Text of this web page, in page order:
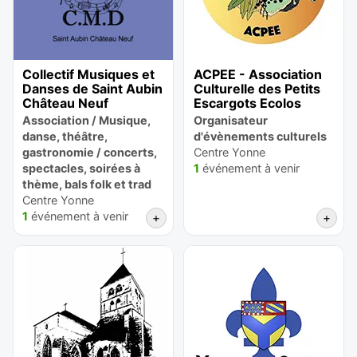
Collectif Musiques et
Danses de Saint Aubin
Château Neuf
Association / Musique,
danse, théâtre,
gastronomie / concerts,
spectacles, soirées à
thème, bals folk et trad
Centre Yonne
1 événement à venir +
ACPEE - Association
Culturelle des Petits
Escargots Ecolos
Organisateur
d'évènements culturels
Centre Yonne
1 événement à venir
+